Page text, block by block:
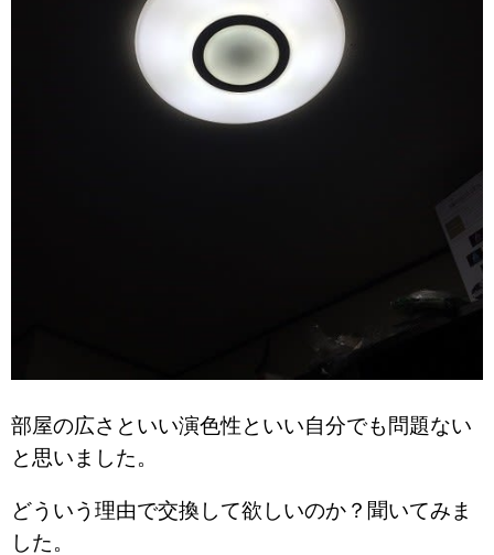
部屋の広さといい演色性といい自分でも問題ない
と思いました。
どういう理由で交換して欲しいのか？聞いてみま
した。